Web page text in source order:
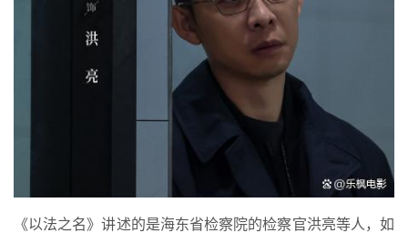
《以法之名》讲述的是海东省检察院的检察官洪亮等人，如